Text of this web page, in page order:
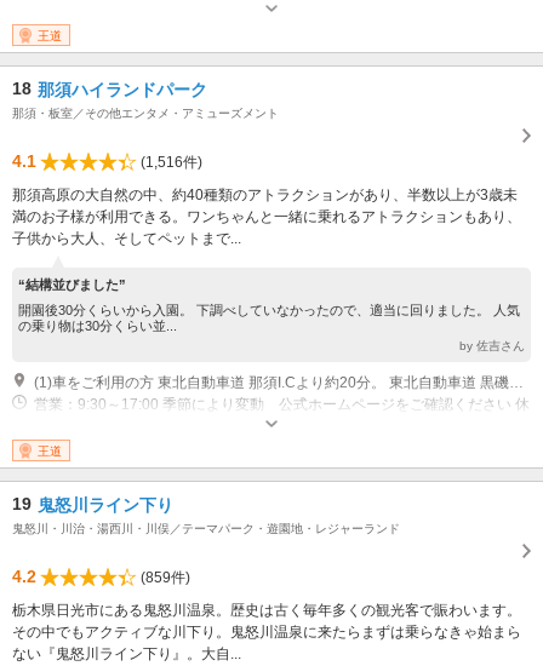
王道
18 那須ハイランドパーク
那須・板室／その他エンタメ・アミューズメント
4.1
(1,516件)
那須高原の大自然の中、約40種類のアトラクションがあり、半数以上が3歳未
満のお子様が利用できる。ワンちゃんと一緒に乗れるアトラクションもあり、
子供から大人、そしてペットまで...
“結構並びました”
開園後30分くらいから入園。 下調べしていなかったので、適当に回りました。 人気
の乗り物は30分くらい並...
by 佐吉さん
(1)車をご利用の方 東北自動車道 那須I.Cより約20分。 東北自動車道 黒磯板室I.Cより約30分。 電車をご利用の方 東北新幹線・東北本線の那須塩原駅下車しバスへ乗り換え。乗換バスについては公式ホームページをご確認ください 東京駅から高速バスをご利用の方 公式ホームページからご予約できます
営業：9:30～17:00 季節により変動 公式ホームページをご確認ください 休
業：冬季休園期間あり 公式ホームページをご確認ください
王道
19 鬼怒川ライン下り
鬼怒川・川治・湯西川・川俣／テーマパーク・遊園地・レジャーランド
4.2
(859件)
栃木県日光市にある鬼怒川温泉。歴史は古く毎年多くの観光客で賑わいます。
その中でもアクティブな川下り。鬼怒川温泉に来たらまずは乗らなきゃ始まら
ない『鬼怒川ライン下り』。大自...